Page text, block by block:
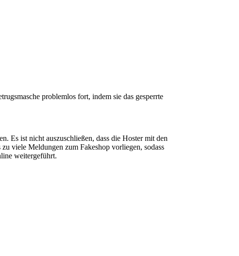
problemlos fort, indem sie das gesperrte
Es ist nicht auszuschließen, dass die Hoster mit den
viele Meldungen zum Fakeshop vorliegen, sodass
weitergeführt.